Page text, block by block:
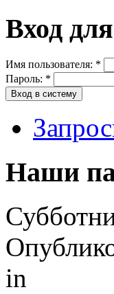
Вход
Имя пользователя: *
Пароль: *
Наши
in